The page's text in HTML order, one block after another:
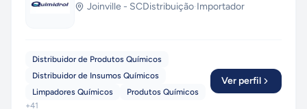
Joinville - SCDistribuição·Importador
Distribuidor de Produtos Químicos
Distribuidor de Insumos Químicos
Limpadores Químicos
Produtos Químicos
+41
Ver perfil